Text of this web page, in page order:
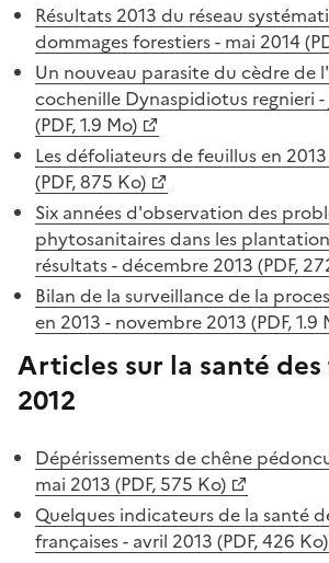
Résultats 2013 du réseau
dommages forestiers - mai 2014
Un nouveau parasite du cèdre de
cochenille Dynaspidiotus regnieri -
(PDF, 1.9 Mo)
Les défoliateurs de feuillus en
(PDF, 875 Ko)
Six années d'observation des
phytosanitaires dans les
résultats - décembre 2013 (PDF,
Bilan de la surveillance de la
en 2013 - novembre 2013 (PDF, 1.9
Articles sur la santé
2012
Dépérissements de chêne
mai 2013 (PDF, 575 Ko)
Quelques indicateurs de la santé
françaises - avril 2013 (PDF, 426 Ko)